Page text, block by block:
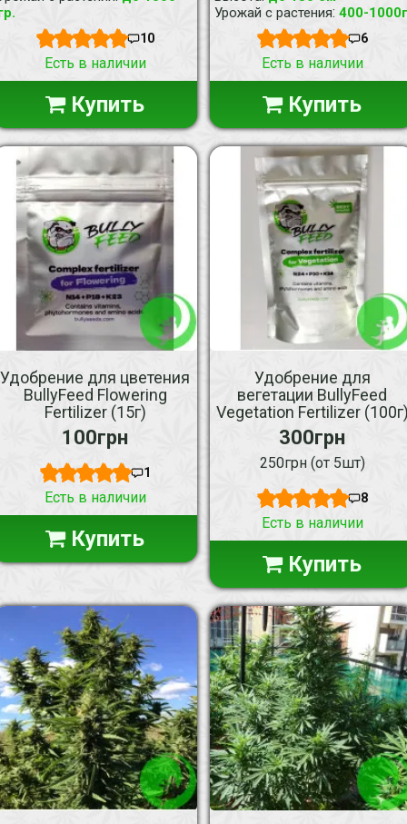
10
Есть в наличии
Купить
Урожай с растения: 400-1000г
6
Есть в наличии
Купить
Удобрение для цветения
BullyFeed Flowering
Fertilizer (15г)
100грн
1
Есть в наличии
Купить
Удобрение для
вегетации BullyFeed
Vegetation Fertilizer
300грн
250грн (от 5шт)
8
Есть в наличии
Купить